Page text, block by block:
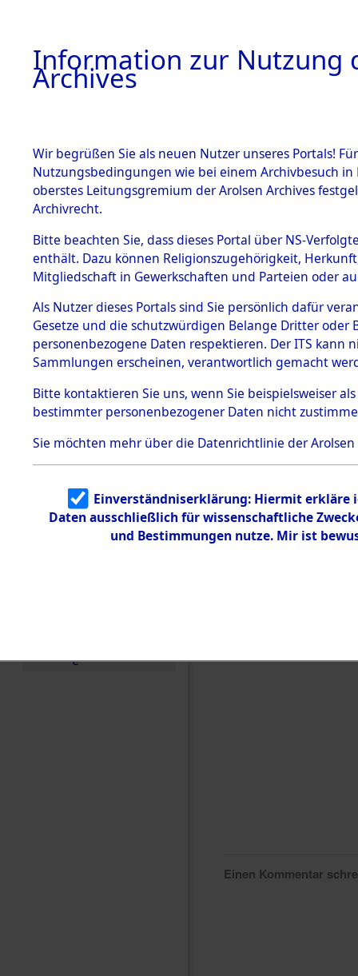
BESTÄNDE
1.
mente
5. Verschiedenes
5.3
Todesmärsche
5.3.1 Alliierte
Erhebungen
zu
Todesmärsch
en
5.3.2
Identifizierun
g
5.3.3
Todesmärsch
e
und
0118
Einen Kommentar
Information zur Nutzung
Archives
Wir begrüßen Sie als neuen Nutzer unseres Portals!
Nutzungsbedingungen wie bei einem Archivbesuch
oberstes Leitungsgremium der Arolsen Archives
Archivrecht.
Bitte beachten Sie, dass dieses Portal über NS-
enthält. Dazu können Religionszugehörigkeit,
Mitgliedschaft in Gewerkschaften und Parteien oder
Als Nutzer dieses Portals sind Sie persönlich dafür
Gesetze und die schutzwürdigen Belange Dritter
personenbezogene Daten respektieren. Der ITS
Sammlungen erscheinen, verantwortlich gemacht
Bitte kontaktieren Sie uns, wenn Sie beispielsweiser
bestimmter personenbezogener Daten nicht
Sie möchten mehr über die Datenrichtlinie der Arolsen
Einverständniserklärung: Hiermit erkläre
Daten ausschließlich für wissenschaftliche
und Bestimmungen nutze. Mir ist